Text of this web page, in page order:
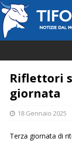
Riflettori
giornata
18 Gennaio 2025
Terza giornata di